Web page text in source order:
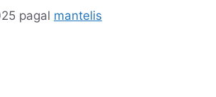
pagal mantelis